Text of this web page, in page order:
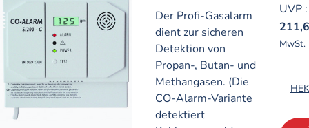
Der Profi-Gasalarm
dient zur sicheren
Detektion von
Propan-, Butan- und
Methangasen. (Die
CO-Alarm-Variante
detektiert
UVP :
MwSt.